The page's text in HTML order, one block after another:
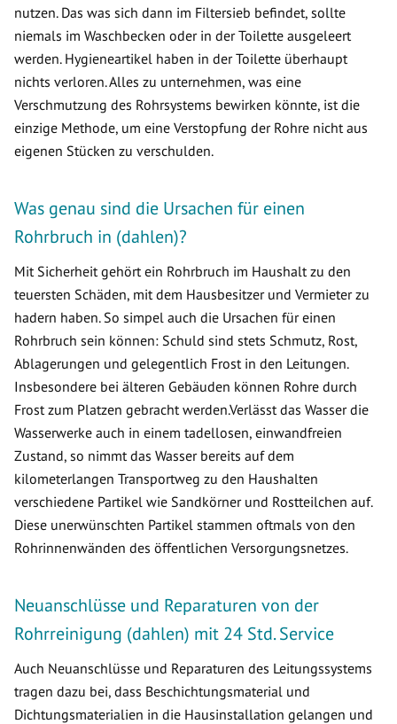
nutzen. Das was sich dann im Filtersieb befindet, sollte
niemals im Waschbecken oder in der Toilette ausgeleert
werden. Hygieneartikel haben in der Toilette überhaupt
nichts verloren. Alles zu unternehmen, was eine
Verschmutzung des Rohrsystems bewirken könnte, ist die
einzige Methode, um eine Verstopfung der Rohre nicht aus
eigenen Stücken zu verschulden.
Was genau sind die Ursachen für einen
Rohrbruch in (dahlen)?
Mit Sicherheit gehört ein Rohrbruch im Haushalt zu den
teuersten Schäden, mit dem Hausbesitzer und Vermieter zu
hadern haben. So simpel auch die Ursachen für einen
Rohrbruch sein können: Schuld sind stets Schmutz, Rost,
Ablagerungen und gelegentlich Frost in den Leitungen.
Insbesondere bei älteren Gebäuden können Rohre durch
Frost zum Platzen gebracht werden.Verlässt das Wasser die
Wasserwerke auch in einem tadellosen, einwandfreien
Zustand, so nimmt das Wasser bereits auf dem
kilometerlangen Transportweg zu den Haushalten
verschiedene Partikel wie Sandkörner und Rostteilchen auf.
Diese unerwünschten Partikel stammen oftmals von den
Rohrinnenwänden des öffentlichen Versorgungsnetzes.
Neuanschlüsse und Reparaturen von der
Rohrreinigung (dahlen) mit 24 Std. Service
Auch Neuanschlüsse und Reparaturen des Leitungssystems
tragen dazu bei, dass Beschichtungsmaterial und
Dichtungsmaterialien in die Hausinstallation gelangen und